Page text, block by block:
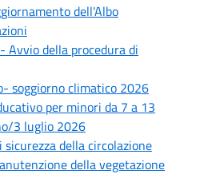
dell'Albo
Avvio della procedura di
soggiorno climatico 2026
per minori da 7 a 13
3 luglio 2026
della circolazione
della vegetazione